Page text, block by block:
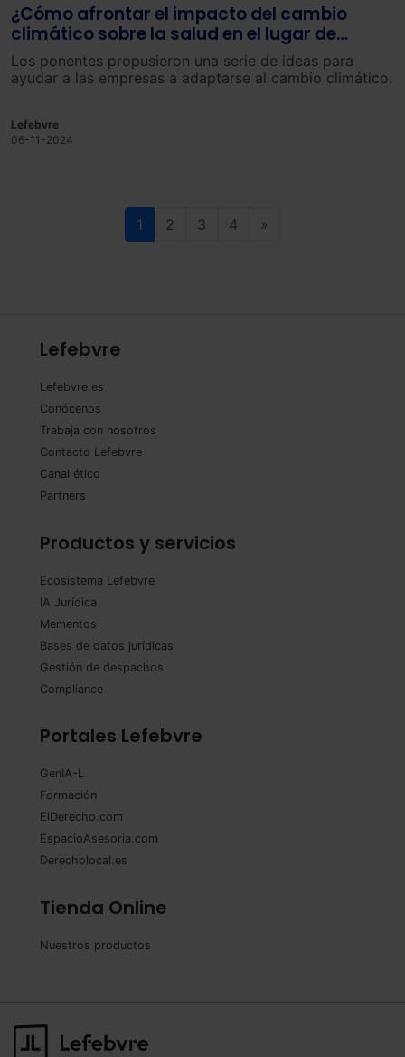
¿Cómo afrontar el impacto del cambio
climático sobre la salud en el lugar de
trabajo?
Los ponentes propusieron una serie de ideas para
ayudar a las empresas a adaptarse al cambio climático.
Lefebvre
06-11-2024
1 2 3 4 »
Lefebvre
Lefebvre.es
Conócenos
Trabaja con nosotros
Contacto Lefebvre
Canal ético
Partners
Productos y servicios
Ecosistema Lefebvre
IA Jurídica
Mementos
Bases de datos jurídicas
Gestión de despachos
Compliance
Portales Lefebvre
GenIA-L
Formación
ElDerecho.com
EspacioAsesoria.com
Derecholocal.es
Tienda Online
Nuestros productos